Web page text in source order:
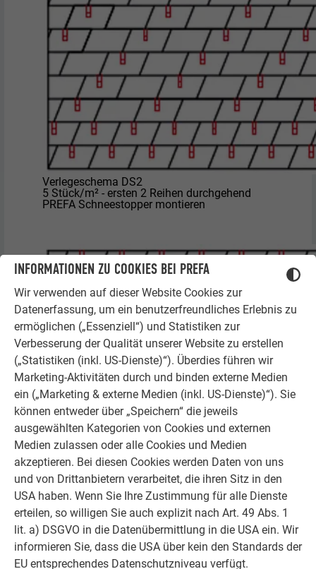
INFORMATIONEN ZU COOKIES BEI PREFA
Wir verwenden auf dieser Website Cookies zur
Datenerfassung, um ein benutzerfreundliches Erlebnis zu
ermöglichen („Essenziell“) und Statistiken zur
Verbesserung der Qualität unserer Website zu erstellen
(„Statistiken (inkl. US-Dienste)“). Überdies führen wir
Marketing-Aktivitäten durch und binden externe Medien
ein („Marketing & externe Medien (inkl. US-Dienste)“). Sie
können entweder über „Speichern“ die jeweils
ausgewählten Kategorien von Cookies und externen
Medien zulassen oder alle Cookies und Medien
akzeptieren. Bei diesen Cookies werden Daten von uns
und von Drittanbietern verarbeitet, die ihren Sitz in den
USA haben. Wenn Sie Ihre Zustimmung für alle Dienste
erteilen, so willigen Sie auch explizit nach Art. 49 Abs. 1
lit. a) DSGVO in die Datenübermittlung in die USA ein. Wir
informieren Sie, dass die USA über kein den Standards der
EU entsprechendes Datenschutzniveau verfügt.
Verlegeschema DS2
5 Stück/m² - ersten 2 Reihen durchgehend
PREFA Schneestopper montieren
Verlegeschema DS3
10 Stück/m²